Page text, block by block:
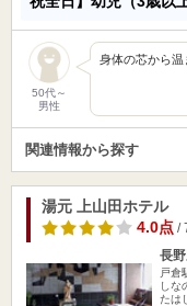
50代～
男性
身体の芯から温
関連情報から探す
湯元 上山田ホテル
4.0点/
長
戸倉
しな
たは